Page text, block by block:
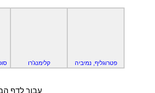
פטרוגליף, נמיביה קלימנג'רו
עבור לדף